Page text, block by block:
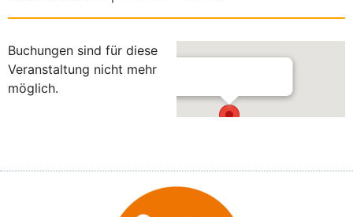
Buchungen sind für diese
Veranstaltung nicht mehr
möglich.
Andechs
Andechser Str. 13 - Andechs